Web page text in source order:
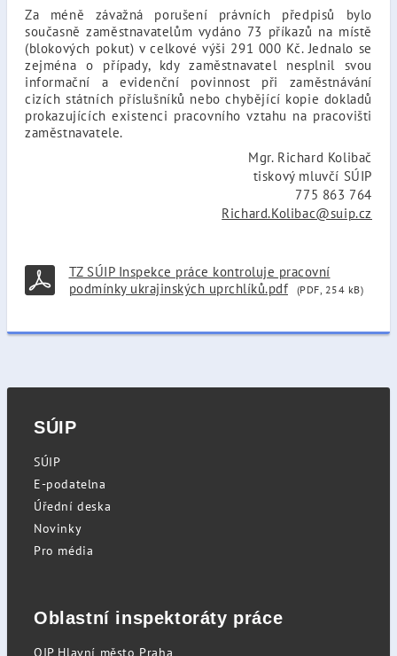
Za méně závažná porušení právních předpisů bylo
současně zaměstnavatelům vydáno 73 příkazů na místě
(blokových pokut) v celkové výši 291 000 Kč. Jednalo se
zejména o případy, kdy zaměstnavatel nesplnil svou
informační a evidenční povinnost při zaměstnávání
cizích státních příslušníků nebo chybějící kopie dokladů
prokazujících existenci pracovního vztahu na pracovišti
zaměstnavatele.
Mgr. Richard Kolibač
tiskový mluvčí SÚIP
775 863 764
Richard.Kolibac@suip.cz
TZ SÚIP Inspekce práce kontroluje pracovní
podmínky ukrajinských uprchlíků.pdf
(PDF, 254 kB)
SÚIP
SÚIP
E-podatelna
Úřední deska
Novinky
Pro média
Oblastní inspektoráty práce
OIP Hlavní město Praha